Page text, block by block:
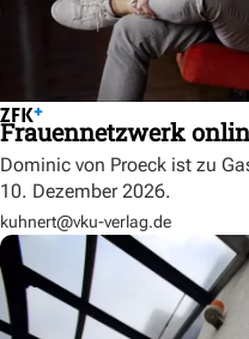
Frauennetzwerk
Dominic von Proeck ist zu
10. Dezember 2026.
kuhnert@vku-verlag.de